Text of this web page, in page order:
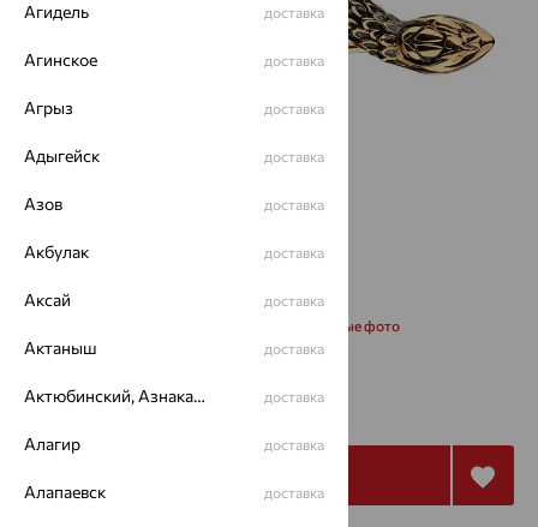
Запросить дополнительные фото
от 22 296 61 932
Агидель доставка
Агинское доставка
Агрыз доставка
Адыгейск доставка
Азов доставка
Акбулак доставка
Аксай доставка
Актаныш доставка
Актюбинский, Азнакаевский район доставка
Алагир доставка
Алапаевск доставка